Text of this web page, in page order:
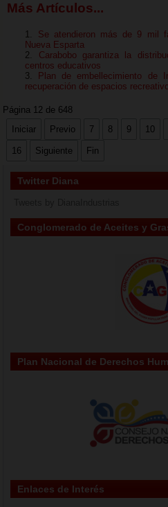
Más Artículos...
Se atendieron más de 9 mil
Nueva Esparta
Carabobo garantiza la
centros educativos
Plan de embellecimiento de
recuperación de espacios
Página 12 de 648
Iniciar
Previo 7 8 9 10
16 Siguiente Fin
Twitter Diana
Conglomerado de Aceites y
Plan Nacional de Derechos
Enlaces de Interés